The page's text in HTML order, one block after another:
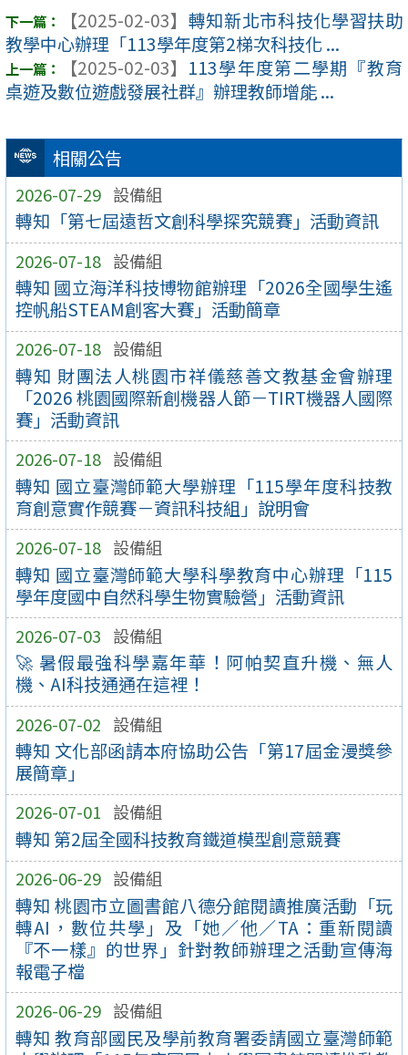
相關公告
2026-07-29 設備組
轉知「第七屆遠哲文創科學探究競賽」活動資訊
2026-07-18 設備組
轉知 國立海洋科技博物館辦理「2026全國學生遙
控帆船STEAM創客大賽」活動簡章
2026-07-18 設備組
轉知 財團法人桃園市祥儀慈善文教基金會辦理
「2026 桃園國際新創機器人節－TIRT機器人國際
賽」活動資訊
2026-07-18 設備組
轉知 國立臺灣師範大學辦理「115學年度科技教
育創意實作競賽－資訊科技組」說明會
2026-07-18 設備組
轉知 國立臺灣師範大學科學教育中心辦理「115
學年度國中自然科學生物實驗營」活動資訊
2026-07-03 設備組
🚀 暑假最強科學嘉年華！阿帕契直升機、無人
機、AI科技通通在這裡！
2026-07-02 設備組
轉知 文化部函請本府協助公告「第17屆金漫獎參
展簡章」
2026-07-01 設備組
轉知 第2屆全國科技教育鐵道模型創意競賽
2026-06-29 設備組
轉知 桃園市立圖書館八德分館閱讀推廣活動「玩
轉AI，數位共學」及「她／他／TA：重新閱讀
『不一樣』的世界」針對教師辦理之活動宣傳海
報電子檔
2026-06-29 設備組
轉知 教育部國民及學前教育署委請國立臺灣師範
【2025-02-03】 轉知新北市科技化學習扶助
教學中心辦理「113學年度第2梯次科技化 ...
【2025-02-03】 113學年度第二學期『教育
桌遊及數位遊戲發展社群』辦理教師增能 ...